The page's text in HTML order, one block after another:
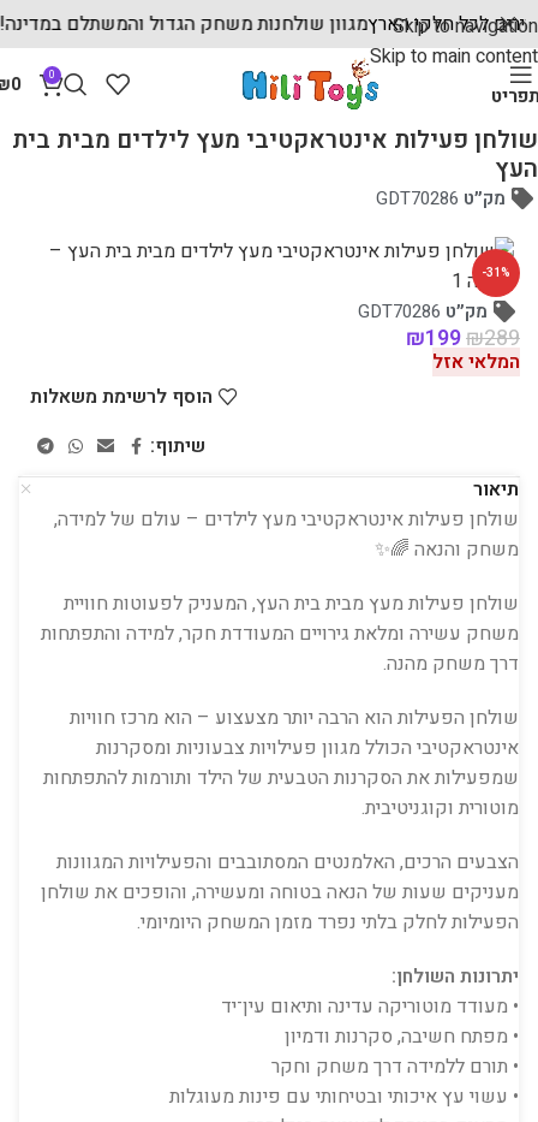
Skip to navigation
Skip to main content
0
0
עמוד הבית מוצרי עץ לילדים
שולחן פעילות אינטראקטיבי מעץ לילדים מבית בית
העץ
מק״ט
-31%
מק״ט
₪289
₪199
המלאי אזל
הוסף לרשימת משאלות
שיתוף:
תיאור
שולחן פעילות אינטראקטיבי מעץ לילדים – עולם של למידה,
משחק והנאה 🌈✨
שולחן פעילות מעץ מביתבית העץ, המעניק לפעוטות חוויית
משחק עשירה ומלאת גירויים המעודדת חקר, למידה והתפתחות
דרך משחק מהנה.
שולחן הפעילות הוא הרבה יותר מצעצוע – הוא מרכז חוויות
אינטראקטיבי הכולל מגוון פעילויות צבעוניות ומסקרנות
שמפעילות את הסקרנות הטבעית של הילד ותורמות להתפתחות
מוטורית וקוגניטיבית.
הצבעים הרכים, האלמנטים המסתובבים והפעילויות המגוונות
מעניקים שעות של הנאה בטוחה ומעשירה, והופכים את שולחן
הפעילות לחלק בלתי נפרד מזמן המשחק היומיומי.
יתרונות השולחן:
• מעודד מוטוריקה עדינה ותיאום עין־יד
• מפתח חשיבה, סקרנות ודמיון
• תורם ללמידה דרך משחק וחקר
• עשוי עץ איכותי ובטיחותי עם פינות מעוגלות
מגוון שולחנות משחק הגדול והמשתלםמהירים לכל חלקי הארץ